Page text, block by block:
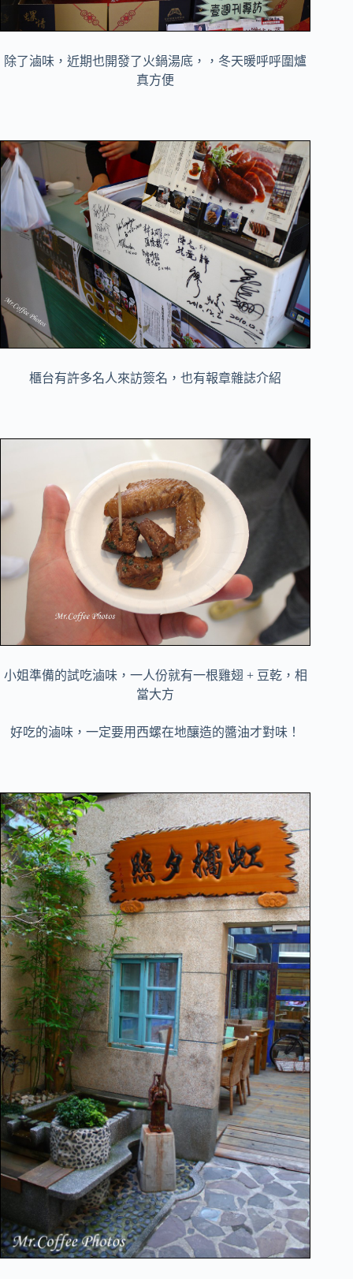
除了滷味，近期也開發了火鍋湯底，，冬天暖呼呼圍爐
真方便
櫃台有許多名人來訪簽名，也有報章雜誌介紹
小姐準備的試吃滷味，一人份就有一根雞翅 + 豆乾，相
當大方
好吃的滷味，一定要用西螺在地釀造的醬油才對味！